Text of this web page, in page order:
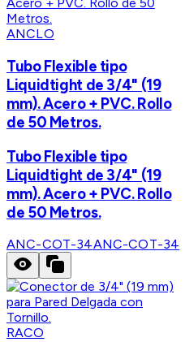
ANCLO
Tubo Flexible tipo
Liquidtight de 3/4" (19
mm). Acero + PVC. Rollo
de 50 Metros.
Tubo Flexible tipo
Liquidtight de 3/4" (19
mm). Acero + PVC. Rollo
de 50 Metros.
ANC-COT-34ANC-COT-34
RACO